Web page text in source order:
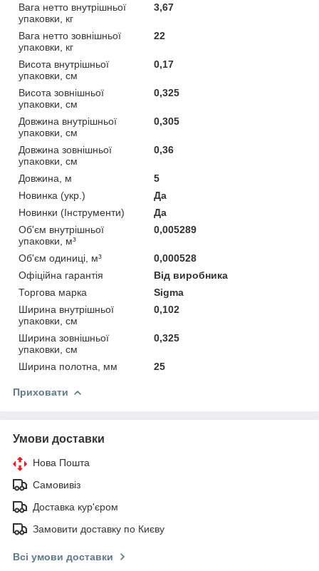
Вага нетто внутрішньої
упаковки, кг
3,67
Вага нетто зовнішньої
упаковки, кг
22
Висота внутрішньої
упаковки, см
0,17
Висота зовнішньої
упаковки, см
0,325
Довжина внутрішньої
упаковки, см
0,305
Довжина зовнішньої
упаковки, см
0,36
Довжина, м
5
Новинка (укр.)
Да
Новинки (Інструменти)
Да
Об'єм внутрішньої
упаковки, м³
0,005289
Об'єм одиниці, м³
0,000528
Офіційна гарантія
Від виробника
Торгова марка
Sigma
Ширина внутрішньої
упаковки, см
0,102
Ширина зовнішньої
упаковки, см
0,325
Ширина полотна, мм 25
Приховати
Умови доставки
Нова Пошта
Самовивіз
Доставка кур'єром
Замовити доставку по Києву
Всі умови доставки